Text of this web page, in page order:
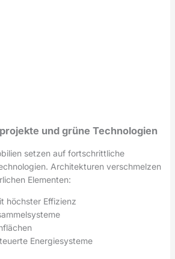
und grüne Technologien
setzen auf fortschrittliche
Architekturen verschmelzen
Elementen:
höchster Effizienz
Energiesysteme